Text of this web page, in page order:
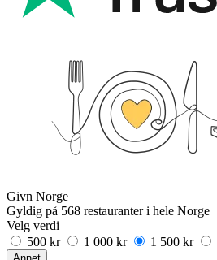
Givn Norge
Gyldig på 568 restauranter i hele Norge
Velg verdi
500 kr
1 000 kr 1 500 kr